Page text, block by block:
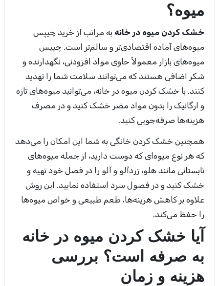
میوه؟
خشک کردن میوه در خانه به مراتب از خرید چیپس
میوه‌های آماده اقتصادی‌تر و سالم‌تر است. چیپس
میوه‌های بازار معمولاً حاوی مواد افزودنی، نگهدارنده و
شکر اضافی هستند که می‌توانند سلامت شما را تهدید
کنند. با خشک کردن میوه در خانه، می‌توانید میوه‌های تازه
و ارگانیک را بدون مواد مضر خشک کنید و در مصرف
هزینه‌ها صرفه‌جویی کنید.
همچنین خشک کردن خانگی به شما این امکان را می‌دهد
که هر نوع میوه‌ای که دوست دارید، از جمله میوه‌های
تابستانی مانند هلو، زردآلو و آلو را در فصل خود تهیه و
خشک کنید و در فصول سرد استفاده نمایید. این روش
علاوه بر کاهش هزینه‌ها، طعم طبیعی و خواص میوه‌ها
را حفظ می‌کند.
آیا خشک کردن میوه در خانه
به صرفه است؟ بررسی
هزینه و زمان